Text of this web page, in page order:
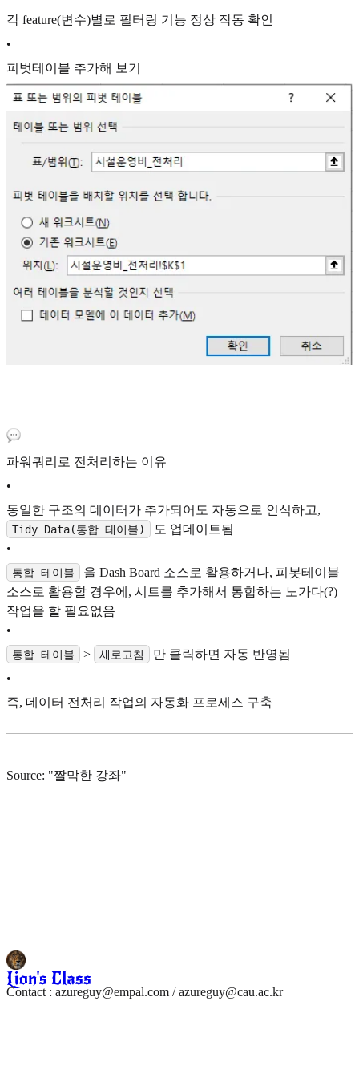
각 feature(변수)별로 필터링 기능 정상 작동 확인
•
피벗테이블 추가해 보기
파워쿼리로 전처리하는 이유
•
동일한 구조의 데이터가 추가되어도 자동으로 인식하고,
Tidy Data(통합 테이블)
도 업데이트됨
•
통합 테이블
을 Dash Board 소스로 활용하거나, 피봇테이블
소스로 활용할 경우에, 시트를 추가해서 통합하는 노가다(?)
작업을 할 필요없음
•
통합 테이블 > 새로고침
만 클릭하면 자동 반영됨
•
즉, 데이터 전처리 작업의 자동화 프로세스 구축
Source: "짤막한 강좌"
Contact : azureguy@empal.com / azureguy@cau.ac.kr